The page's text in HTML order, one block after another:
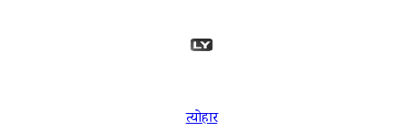
त्योहार